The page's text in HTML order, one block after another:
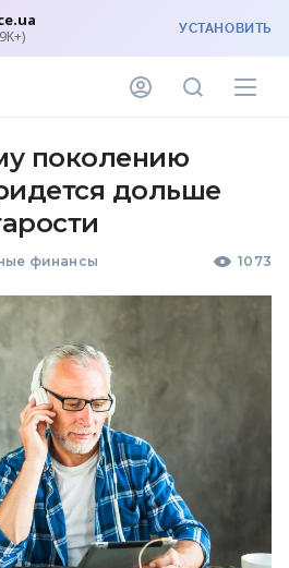
УСТАНОВИТЬ
поколению
дольше
финансы 1073